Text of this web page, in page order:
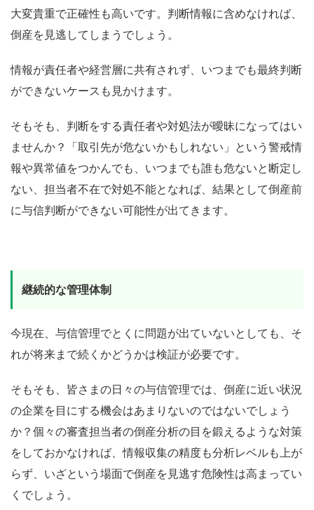
大変貴重で正確性も高いです。判断情報に含めなければ、
倒産を見逃してしまうでしょう。
情報が責任者や経営層に共有されず、いつまでも最終判断
ができないケースも見かけます。
そもそも、判断をする責任者や対処法が曖昧になってはい
ませんか？「取引先が危ないかもしれない」という警戒情
報や異常値をつかんでも、いつまでも誰も危ないと断定し
ない、担当者不在で対処不能となれば、結果として倒産前
に与信判断ができない可能性が出てきます。
継続的な管理体制
今現在、与信管理でとくに問題が出ていないとしても、そ
れが将来まで続くかどうかは検証が必要です。
そもそも、皆さまの日々の与信管理では、倒産に近い状況
の企業を目にする機会はあまりないのではないでしょう
か？個々の審査担当者の倒産分析の目を鍛えるような対策
をしておかなければ、情報収集の精度も分析レベルも上が
らず、いざという場面で倒産を見逃す危険性は高まってい
くでしょう。